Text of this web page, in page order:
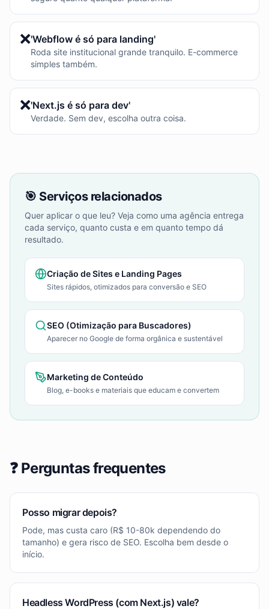
❌'Webflow é só para landing'
Roda site institucional grande tranquilo. E-commerce
simples também.
❌'Next.js é só para dev'
Verdade. Sem dev, escolha outra coisa.
🎯 Serviços relacionados
Quer aplicar o que leu? Veja como uma agência entrega
cada serviço, quanto custa e em quanto tempo dá
resultado.
Criação de Sites e Landing Pages
Sites rápidos, otimizados para conversão e SEO
SEO (Otimização para Buscadores)
Aparecer no Google de forma orgânica e sustentável
Marketing de Conteúdo
Blog, e-books e materiais que educam e convertem
❓ Perguntas frequentes
Posso migrar depois?
Pode, mas custa caro (R$ 10-80k dependendo do
tamanho) e gera risco de SEO. Escolha bem desde o
início.
Headless WordPress (com Next.js) vale?